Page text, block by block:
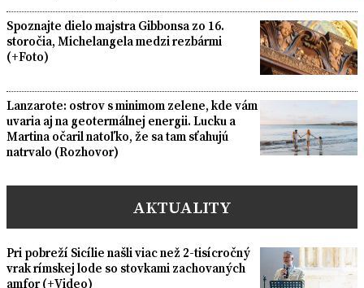
Spoznajte dielo majstra Gibbonsa zo 16.
storočia, Michelangela medzi rezbármi
(+Foto)
Lanzarote: ostrov s minimom zelene, kde vám
uvaria aj na geotermálnej energii. Lucku a
Martina očaril natoľko, že sa tam sťahujú
natrvalo (Rozhovor)
AKTUALITY
Pri pobreží Sicílie našli viac než 2-tisícročný
vrak rímskej lode so stovkami zachovaných
amfor (+Video)